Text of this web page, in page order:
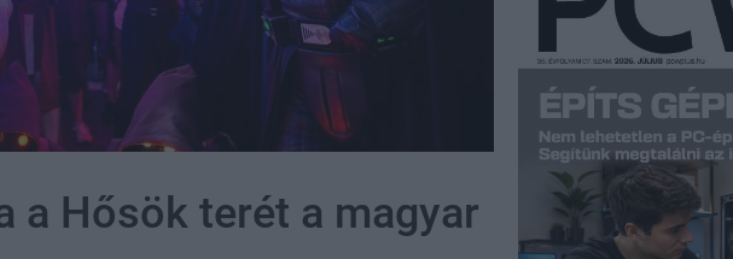
a Hősök terét a magyar